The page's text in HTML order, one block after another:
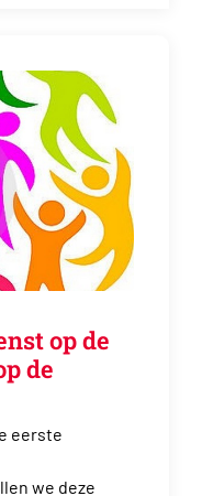
op de
de
eerste
we deze